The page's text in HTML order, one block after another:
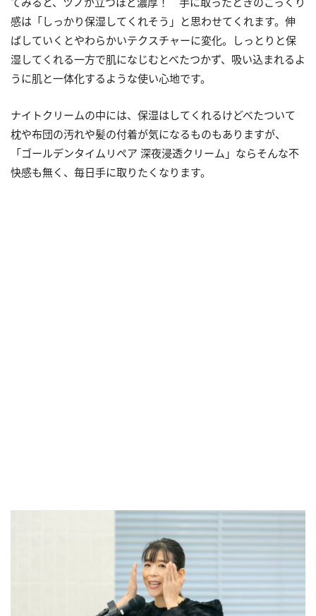
感は「しっかり保湿してくれそう」と思わせてくれます。伸
ばしていくとやわらかいテクスチャーに変化。しっとりと保
湿してくれる一方で肌になじむとべたつかず、吸い込まれるよ
うに肌と一体化するような使い心地です。
ナイトクリームの中には、保湿はしてくれるけどべたついて
枕や布団の汚れや髪の付着が気になるものもありますが、
「ゴールデンタイムリペア 深夜浸透クリーム」ならそんな不
快感も無く、毎日手に取りたくなります。